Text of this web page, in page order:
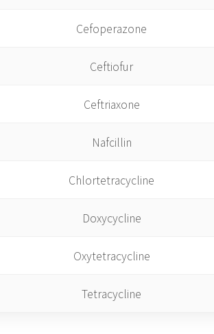
Cefoperazone
Ceftiofur
Ceftriaxone
Nafcillin
Chlortetracycline
Doxycycline
Oxytetracycline
Tetracycline